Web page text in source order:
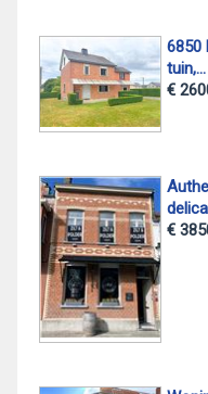
6850
tuin,...
€
€